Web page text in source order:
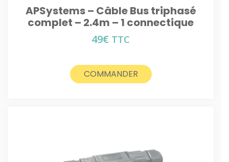
APSystems – Câble Bus triphasé
complet – 2.4m – 1 connectique
49€ TTC
COMMANDER